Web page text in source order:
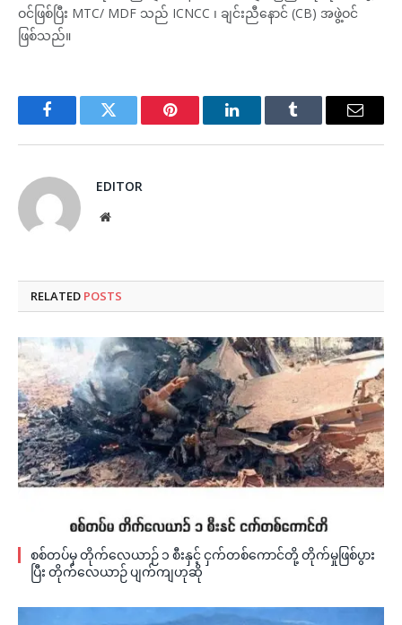
ဝင်ဖြစ်ပြီး MTC/ MDF သည် ICNCC ၊ ချင်းညီနောင် (CB) အဖွဲ့ဝင်
ဖြစ်သည်။
FacebookTwitter Pinterest LinkedInTumblr Email
EDITOR
Website
RELATED POSTS
စစ်တပ်မှ တိုက်လေယာဉ် ၁ စီးနှင့် ငှက်တစ်ကောင်တို့ တိုက်မှုဖြစ်ပွား
ပြီး တိုက်လေယာဉ် ပျက်ကျဟုဆို